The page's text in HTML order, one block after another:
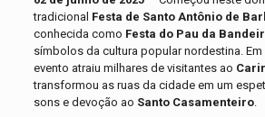
tradicional Festa de Santo Antônio de
conhecida como Festa do Pau da
símbolos da cultura popular nordestina. Em
evento atraiu milhares de visitantes ao
transformou as ruas da cidade em um
sons e devoção ao Santo Casamenteiro.